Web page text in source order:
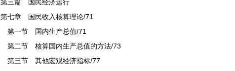
第三篇 国民经济运行
第七章 国民收入核算理论/71
第一节 国内生产总值/71
第二节 核算国内生产总值的方法/73
第三节 其他宏观经济指标/77